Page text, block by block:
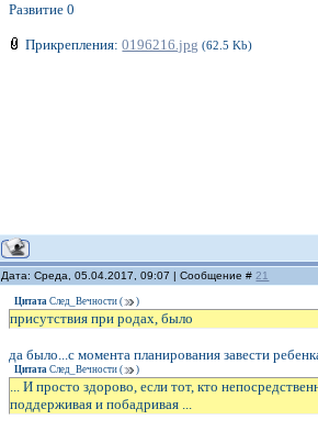
Развитие 0
Прикрепления:0196216.jpg (62.5 Kb)
Дата: Среда, 05.04.2017, 09:07 | Сообщение # 21
Цитата След_Вечности ( )
присутствия при родах, было
да было...с момента планирования завести
Цитата След_Вечности ( )
... И просто здорово, если тот, кто
поддерживая и побадривая ...